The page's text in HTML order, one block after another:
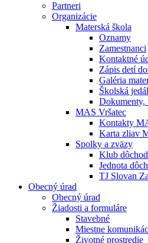
Partneri
Organizácie
Materská škola
Oznamy
Zamestnanci
Kontaktné
Zápis detí
Galéria
Školská
Dokumenty,
MAS Vršatec
Kontakty
Karta zliav
Spolky a zväzy
Klub
Jednota
TJ Slovan
Obecný úrad
Obecný úrad
Žiadosti a formuláre
Stavebné
Miestne
Životné prostredie